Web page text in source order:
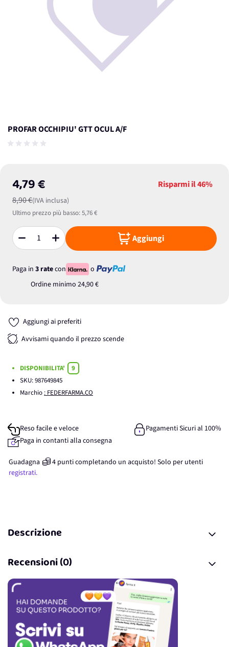
PROFAR OCCHIPIU' GTT OCUL A/F
4,79 €
8,90 €(IVA inclusa)
Risparmi il46%
Ultimo prezzo più basso:5,76 €
Quantità Aggiungi
Paga in 3 ratecon
o
Ordine minimo 24,90 €
Aggiungi ai preferiti
Avvisami quando il prezzo scende
DISPONIBILITA'
9
SKU:987649845
Marchio : FEDERFARMA.CO
Reso facile e veloce
Pagamenti Sicuri al 100%
Paga in contanti alla consegna
Guadagna 4 punticompletando un acquisto! Solo per utenti
registrati.
Descrizione
Recensioni (0)